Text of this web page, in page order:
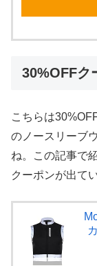
30%OFFク
こちらは
のノースリーブ
ね。この記事で
クーポンが出て